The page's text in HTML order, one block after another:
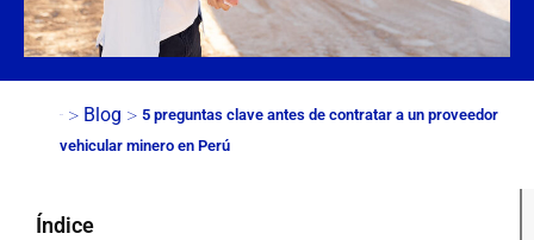
> Blog > 5 preguntas clave antes de contratar a un proveedor
vehicular minero en Perú
Índice